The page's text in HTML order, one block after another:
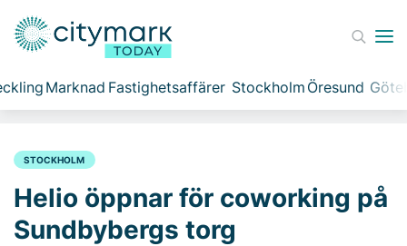
Marknad Fastighetsaffärer Stockholm Öresund
STOCKHOLM
Helio öppnar för coworking på
Sundbybergs torg